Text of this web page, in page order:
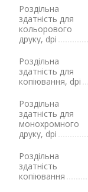
Роздільна
здатність для
кольорового
друку, dpi
Роздільна
здатність для
копіювання, dpi
Роздільна
здатність для
монохромного
друку, dpi
Роздільна
здатність
копіювання